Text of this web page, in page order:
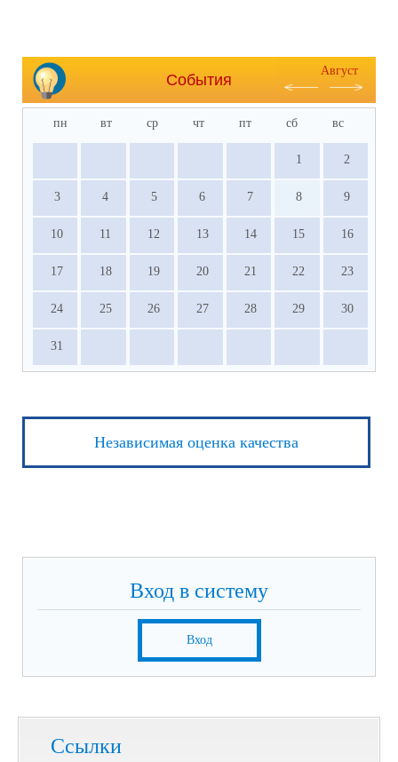
События
Август
пн вт ср чт пт сб вс
1 2
3 4 5 6 7 8 9
10 11 12 13 14 15 16
17 18 19 20 21 22 23
24 25 26 27 28 29 30
31
Независимая оценка качества
Вход в систему
Вход
Ссылки